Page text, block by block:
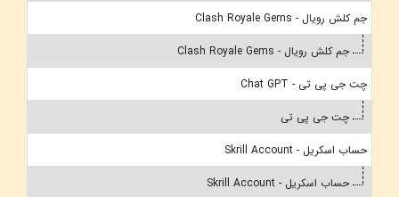
جم کلش رویال - Clash Royale Gems
جم کلش رویال - Clash Royale Gems
چت جی پی تی - Chat GPT
چت جی پی تی
حساب اسکریل - Skrill Account
حساب اسکریل - Skrill Account